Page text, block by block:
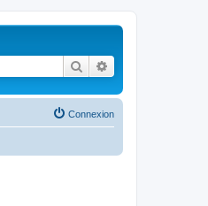
Rechercher
Connexion